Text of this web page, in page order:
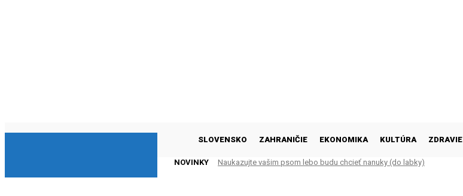
SLOVENSKO ZAHRANIČIE EKONOMIKA KULTÚRA ZDRAVIE
NOVINKY Naukazujte vašim psom lebo budu chcieť nanuky (do labky)